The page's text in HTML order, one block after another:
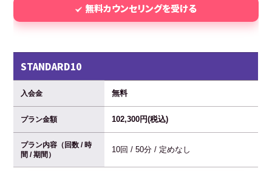
無料カウンセリングを受ける
STANDARD10
入会金 無料
プラン金額 102,300円(税込)
プラン内容（回数 / 時
間 / 期間）
10回 / 50分 / 定めなし